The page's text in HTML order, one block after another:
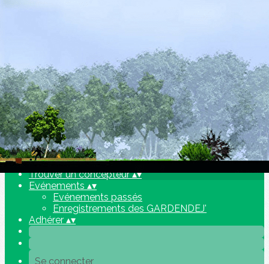
Ajoutez un logo, un bouton, des réseaux sociaux
Cliquez pour éditer
L'association▴▾
Présentation
Equipe
Trouver un concepteur▴▾
Evénements ▴▾
Evénements passés
Enregistrements des GARDENDEJ'
Adhérer ▴▾
Se connecter